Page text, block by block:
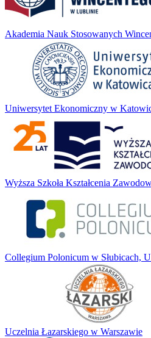
Akademia Nauk Stosowanych
Uniwersytet Ekonomiczny w
Wyższa Szkoła Kształcenia
Collegium Polonicum w Słubicach,
Uczelnia Łazarskiego w Warszawie